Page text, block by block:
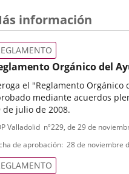
Plenoinformación
Orgánico del
el "Reglamento
mediante acuerdos
de julio de 2008.
Valladolid nº229, de 29 de
de aprobación 28 de noviembre